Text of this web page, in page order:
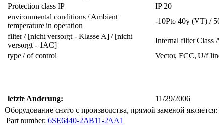
Protection class IP
IP 20
environmental conditions / Ambient
temperature in operation
-10Рto 40у (VT) /
filter / [nicht versorgt - Klasse A] / [nicht
versorgt - 1AC]
Internal filter Class
type / of control
Vector, FCC, U/f
letzte Anderung:
11/29/2006
Оборудование снято с производства, прямой заменой является:
Part number: 6SE6440-2AB11-2AA1